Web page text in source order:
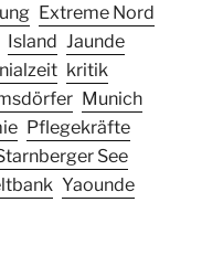
Extreme Nord
Island Jaunde
kritik
Munich
Pflegekräfte
See
Yaounde